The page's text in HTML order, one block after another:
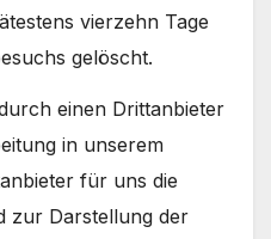
vierzehn Tage
gelöscht.
einen Drittanbieter
in unserem
für uns die
zur Darstellung der